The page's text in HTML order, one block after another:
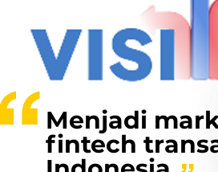
Menjadi
fintech